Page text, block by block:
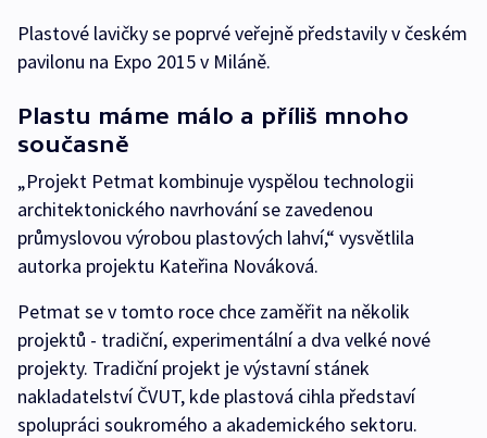
Plastové lavičky se poprvé veřejně představily v českém
pavilonu na Expo 2015 v Miláně.
Plastu máme málo a příliš mnoho
současně
„Projekt Petmat kombinuje vyspělou technologii
architektonického navrhování se zavedenou
průmyslovou výrobou plastových lahví,“ vysvětlila
autorka projektu Kateřina Nováková.
Petmat se v tomto roce chce zaměřit na několik
projektů - tradiční, experimentální a dva velké nové
projekty. Tradiční projekt je výstavní stánek
nakladatelství ČVUT, kde plastová cihla představí
spolupráci soukromého a akademického sektoru.